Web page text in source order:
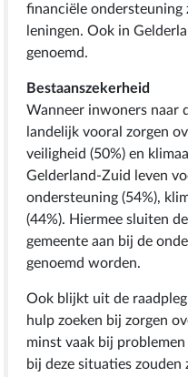
financiële ondersteuning
leningen. Ook in
genoemd.
Bestaanszekerheid
Wanneer inwoners naar
landelijk vooral zorgen
veiligheid (50%) en
Gelderland-Zuid leven
ondersteuning (54%),
(44%). Hiermee sluiten
gemeente aan bij de
genoemd worden.
Ook blijkt uit de
hulp zoeken bij zorgen
minst vaak bij
bij deze situaties